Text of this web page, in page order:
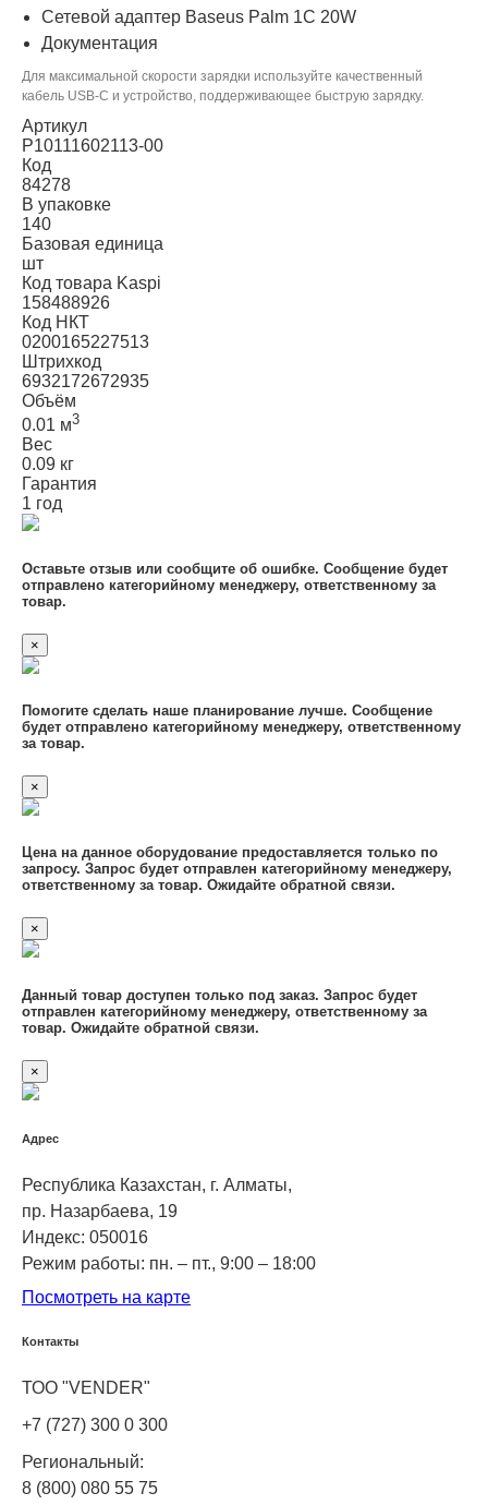
Сетевой адаптер Baseus Palm 1C 20W
Документация
Для максимальной скорости зарядки используйте качественный
кабель USB-C и устройство, поддерживающее быструю зарядку.
Артикул
P10111602113-00
Код
84278
В упаковке
140
Базовая единица
шт
Код товара Kaspi
158488926
Код НКТ
0200165227513
Штрихкод
6932172672935
Объём
0.01 м3
Вес
0.09 кг
Гарантия
1 год
Оставьте отзыв или сообщите об ошибке. Сообщение будет
отправлено категорийному менеджеру, ответственному за
товар.
×
Помогите сделать наше планирование лучше. Сообщение
будет отправлено категорийному менеджеру, ответственному
за товар.
×
Цена на данное оборудование предоставляется только по
запросу. Запрос будет отправлен категорийному менеджеру,
ответственному за товар. Ожидайте обратной связи.
×
Данный товар доступен только под заказ. Запрос будет
отправлен категорийному менеджеру, ответственному за
товар. Ожидайте обратной связи.
×
Адрес
Республика Казахстан, г. Алматы,
пр. Назарбаева, 19
Индекс: 050016
Режим работы: пн. – пт., 9:00 – 18:00
Посмотреть на карте
Контакты
ТОО "VENDER"
+7 (727) 300 0 300
Региональный:
8 (800) 080 55 75